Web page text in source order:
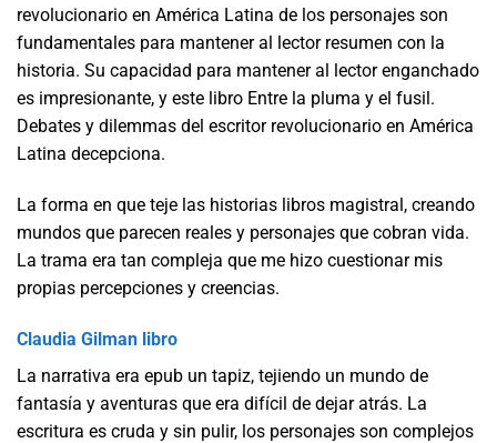
revolucionario en América Latina de los personajes son
fundamentales para mantener al lector resumen con la
historia. Su capacidad para mantener al lector enganchado
es impresionante, y este libro Entre la pluma y el fusil.
Debates y dilemmas del escritor revolucionario en América
Latina decepciona.
La forma en que teje las historias libros magistral, creando
mundos que parecen reales y personajes que cobran vida.
La trama era tan compleja que me hizo cuestionar mis
propias percepciones y creencias.
Claudia Gilman libro
La narrativa era epub un tapiz, tejiendo un mundo de
fantasía y aventuras que era difícil de dejar atrás. La
escritura es cruda y sin pulir, los personajes son complejos